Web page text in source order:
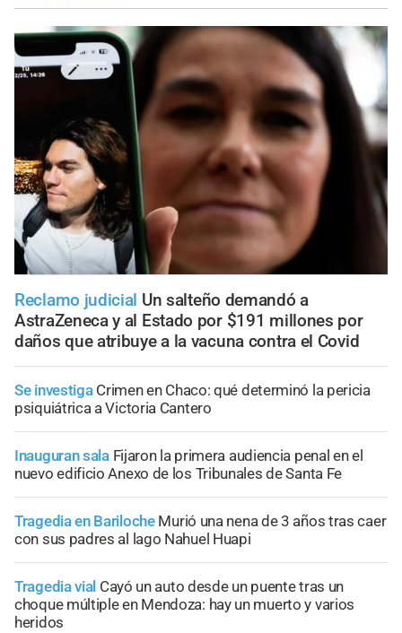
Reclamo judicial Un salteño demandó a
AstraZeneca y al Estado por $191 millones por
daños que atribuye a la vacuna contra el Covid
Se investiga Crimen en Chaco: qué determinó la pericia
psiquiátrica a Victoria Cantero
Inauguran sala Fijaron la primera audiencia penal en el
nuevo edificio Anexo de los Tribunales de Santa Fe
Tragedia en Bariloche Murió una nena de 3 años tras caer
con sus padres al lago Nahuel Huapi
Tragedia vial Cayó un auto desde un puente tras un
choque múltiple en Mendoza: hay un muerto y varios
heridos